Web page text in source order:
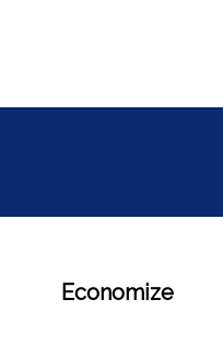
Economize